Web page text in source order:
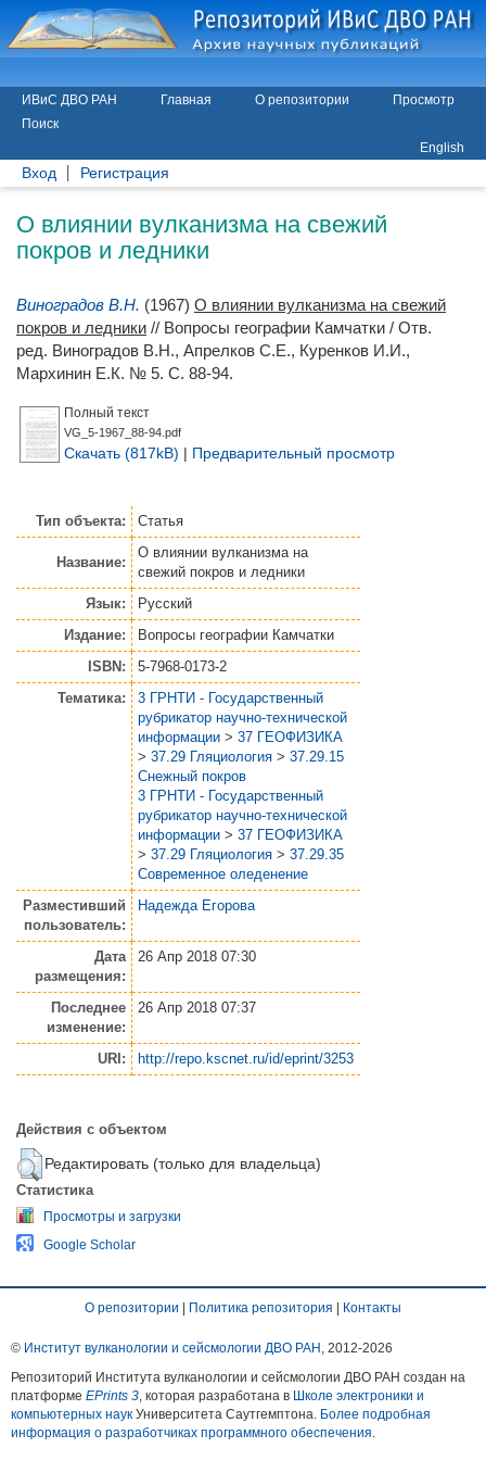
ИВиС ДВО РАН Главная О репозитории
Просмотр
Поиск
English
Вход Регистрация
О влиянии вулканизма на свежий
покров и ледники
Виноградов В.Н. (1967) О влиянии вулканизма на свежий
покров и ледники // Вопросы географии Камчатки / Отв.
ред. Виноградов В.Н., Апрелков С.Е., Куренков И.И.,
Мархинин Е.К. № 5. С. 88-94.
Полный текст
VG_5-1967_88-94.pdf
Скачать (817kB) | Предварительный просмотр
Тип объекта: Статья
Название:
О влиянии вулканизма на
свежий покров и ледники
Язык:
Русский
Издание:
Вопросы географии Камчатки
ISBN:
5-7968-0173-2
Тематика:
3 ГРНТИ - Государственный
рубрикатор научно-технической
информации > 37 ГЕОФИЗИКА
> 37.29 Гляциология > 37.29.15
Снежный покров
3 ГРНТИ - Государственный
рубрикатор научно-технической
информации > 37 ГЕОФИЗИКА
> 37.29 Гляциология > 37.29.35
Современное оледенение
Разместивший
пользователь:
Надежда Егорова
Дата
размещения:
26 Апр 2018 07:30
Последнее
изменение:
26 Апр 2018 07:37
URI: http://repo.kscnet.ru/id/eprint/3253
Действия с объектом
Редактировать (только для владельца)
Статистика
Просмотры и загрузки
Google Scholar
О репозитории | Политика репозитория | Контакты
© Институт вулканологии и сейсмологии ДВО РАН , 2012-2026
Репозиторий Института вулканологии и сейсмологии ДВО РАН создан на
платформе EPrints 3 , которая разработана в Школе электроники и
компьютерных наук Университета Саутгемптона. Более подробная
информация о разработчиках программного обеспечения